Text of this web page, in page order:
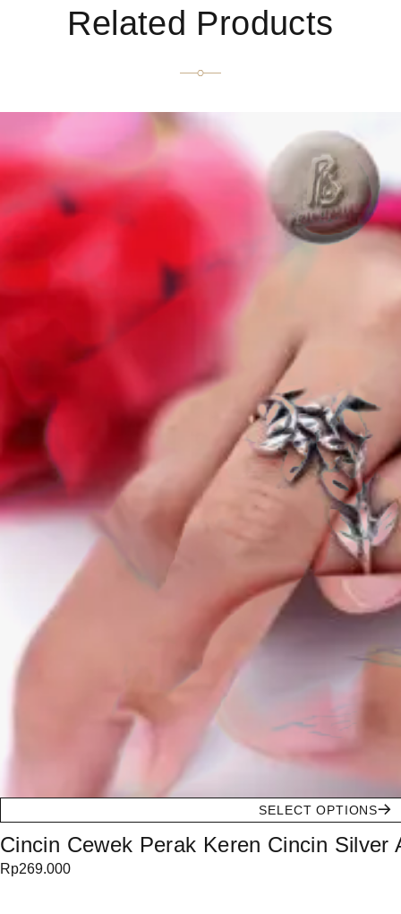
Related Products
SELECT OPTIONS
Cincin Cewek Perak Keren Cincin Silver
Rp269.000